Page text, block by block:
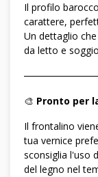
Il profilo
carattere,
Un dettaglio
da letto e
🎨 Pronto per
Il frontalino
tua vernice
sconsiglia l'uso
del legno nel